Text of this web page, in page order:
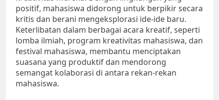
positif, mahasiswa didorong untuk berpikir secara
kritis dan berani mengeksplorasi ide-ide baru.
Keterlibatan dalam berbagai acara kreatif, seperti
lomba ilmiah, program kreativitas mahasiswa, dan
festival mahasiswa, membantu menciptakan
suasana yang produktif dan mendorong
semangat kolaborasi di antara rekan-rekan
mahasiswa.